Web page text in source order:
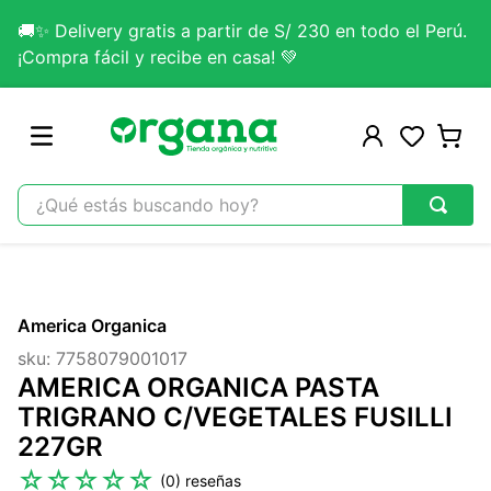
🚚✨ Delivery gratis a partir de S/ 230 en todo el Perú.
¡Compra fácil y recibe en casa! 💚
¿Qué estás buscando hoy?
2.
citrato magnesio
3.
colageno
4.
kefir
5.
glicinato magnesio
6 .
melena leon
America Organica
sku: 7758079001017
AMERICA ORGANICA PASTA
TRIGRANO C/VEGETALES FUSILLI
227GR
☆☆☆☆☆ (0)